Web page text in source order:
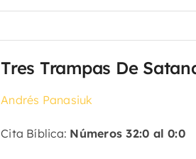
Tres Trampas De
Andrés Panasiuk
Cita Bíblica: Números 32:0 al 0:0